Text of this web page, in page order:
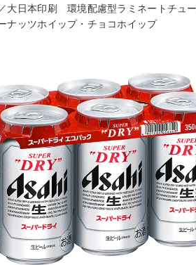
大日本印刷 環境配慮型ラミネートチュ
ナッツホイップ・チョコホイップ